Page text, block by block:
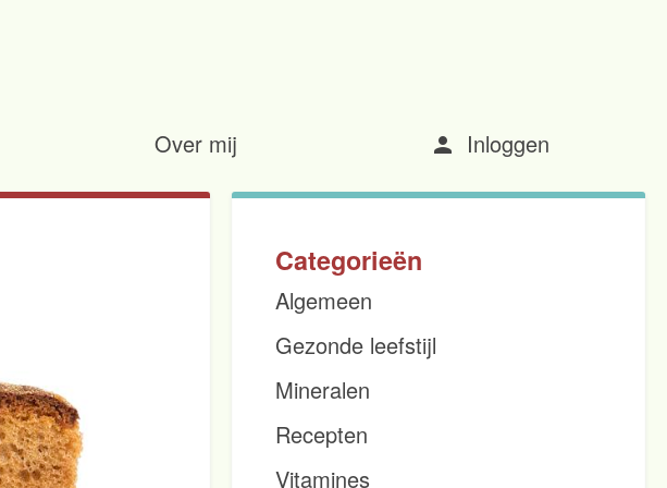
Over mij person Inloggen
Categorieën
Algemeen
Gezonde leefstijl
Mineralen
Recepten
Vitamines